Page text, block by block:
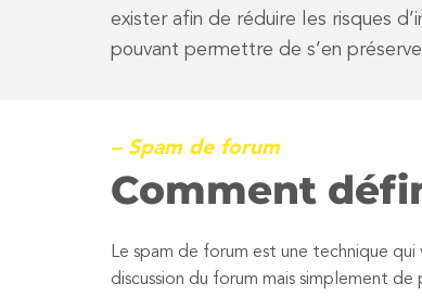
exister afin de réduire les risques
pouvant permettre de s’en
– Spam de forum
Comment
Le spam de forum est une technique
discussion du forum mais simplement